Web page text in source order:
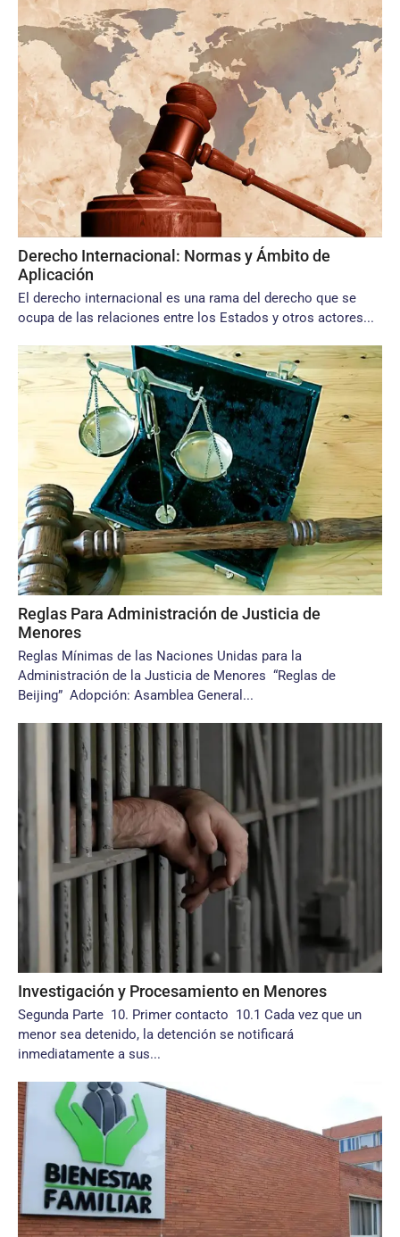
Derecho Internacional: Normas y Ámbito de
Aplicación
El derecho internacional es una rama del derecho que se
ocupa de las relaciones entre los Estados y otros actores...
Reglas Para Administración de Justicia de
Menores
Reglas Mínimas de las Naciones Unidas para la
Administración de la Justicia de Menores “Reglas de
Beijing” Adopción: Asamblea General...
Investigación y Procesamiento en Menores
Segunda Parte 10. Primer contacto 10.1 Cada vez que un
menor sea detenido, la detención se notificará
inmediatamente a sus...